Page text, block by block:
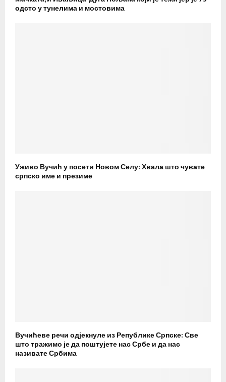
одсто у тунелима и мостовима
Уживо Вучић у посети Новом Селу: Хвала што чувате
српско име и презиме
Вучићеве речи одјекнуле из Републике Српске: Све
што тражимо је да поштујете нас Србе и да нас
називате Србима